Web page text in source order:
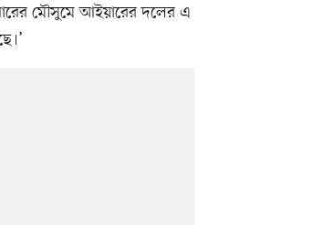
মৌসুমে আইয়ারের দলের এ